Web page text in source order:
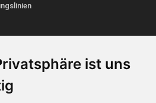
ist uns